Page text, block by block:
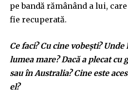
pe bandă rămânând a lui,
fie recuperată.
Ce faci? Cu cine vobești?
lumea mare? Dacă a plecat cu
sau în Australia? Cine este
el?